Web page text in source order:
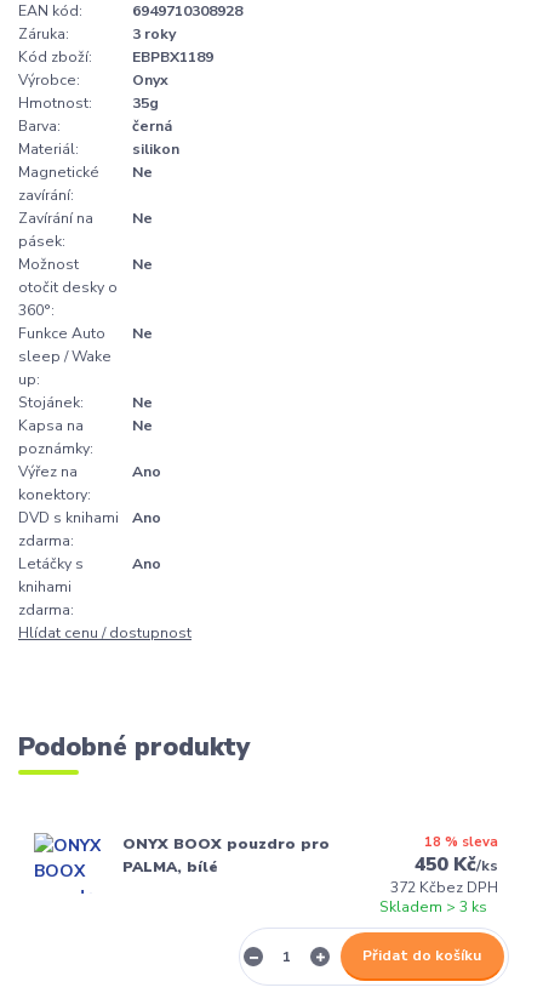
EAN kód:
6949710308928
Záruka:
3 roky
Kód zboží:
EBPBX1189
Výrobce:
Onyx
Hmotnost:
35g
Barva:
černá
Materiál:
silikon
Magnetické
zavírání:
Ne
Zavírání na
pásek:
Ne
Možnost
otočit desky o
360°:
Ne
Funkce Auto
sleep / Wake
up:
Ne
Stojánek:
Ne
Kapsa na
poznámky:
Ne
Výřez na
konektory:
Ano
DVD s knihami
zdarma:
Ano
Letáčky s
knihami
zdarma:
Ano
Hlídat cenu / dostupnost
Podobné produkty
ONYX BOOX pouzdro pro
PALMA, bílé
18 % sleva
450 Kč/ks
372 Kčbez DPH
Skladem > 3 ks
Přidat do košíku